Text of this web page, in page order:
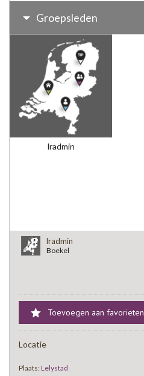
Groepsleden
lradmin
lradmin
Boekel
Toevoegen aan favorieten
Locatie
Plaats:Lelystad